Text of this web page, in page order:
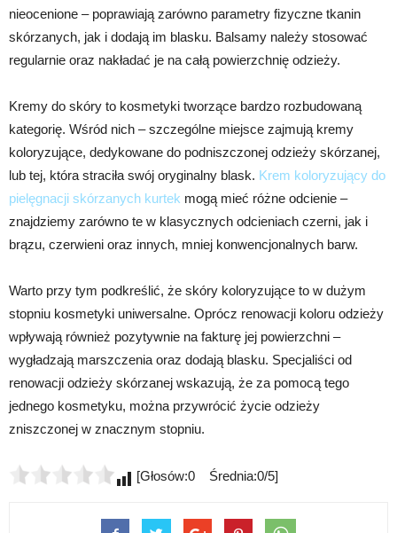
nieocenione – poprawiają zarówno parametry fizyczne tkanin
skórzanych, jak i dodają im blasku. Balsamy należy stosować
regularnie oraz nakładać je na całą powierzchnię odzieży.
Kremy do skóry to kosmetyki tworzące bardzo rozbudowaną
kategorię. Wśród nich – szczególne miejsce zajmują kremy
koloryzujące, dedykowane do podniszczonej odzieży skórzanej,
lub tej, która straciła swój oryginalny blask. Krem koloryzujący do
pielęgnacji skórzanych kurtek mogą mieć różne odcienie –
znajdziemy zarówno te w klasycznych odcieniach czerni, jak i
brązu, czerwieni oraz innych, mniej konwencjonalnych barw.
Warto przy tym podkreślić, że skóry koloryzujące to w dużym
stopniu kosmetyki uniwersalne. Oprócz renowacji koloru odzieży
wpływają również pozytywnie na fakturę jej powierzchni –
wygładzają marszczenia oraz dodają blasku. Specjaliści od
renowacji odzieży skórzanej wskazują, że za pomocą tego
jednego kosmetyku, można przywrócić życie odzieży
zniszczonej w znacznym stopniu.
[Głosów:0 Średnia:0/5]